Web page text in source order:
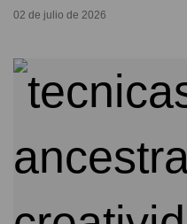
02 de julio de 2026